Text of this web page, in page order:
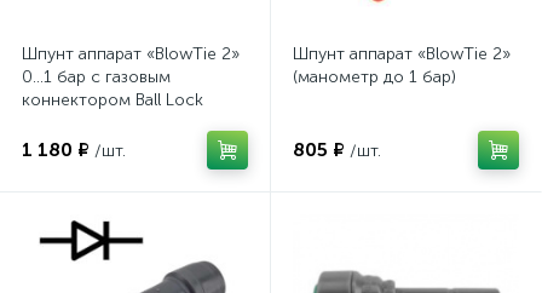
Шпунт аппарат «BlowTie 2»
0...1 бар с газовым
коннектором Ball Lock
1 180 ₽ /шт.
Шпунт аппарат «BlowTie 2»
(манометр до 1 бар)
805 ₽ /шт.